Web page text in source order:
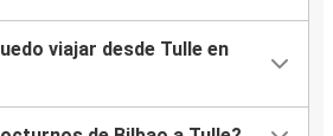
viajar desde Tulle en